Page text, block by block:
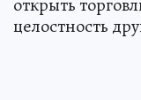
открыть
целостность